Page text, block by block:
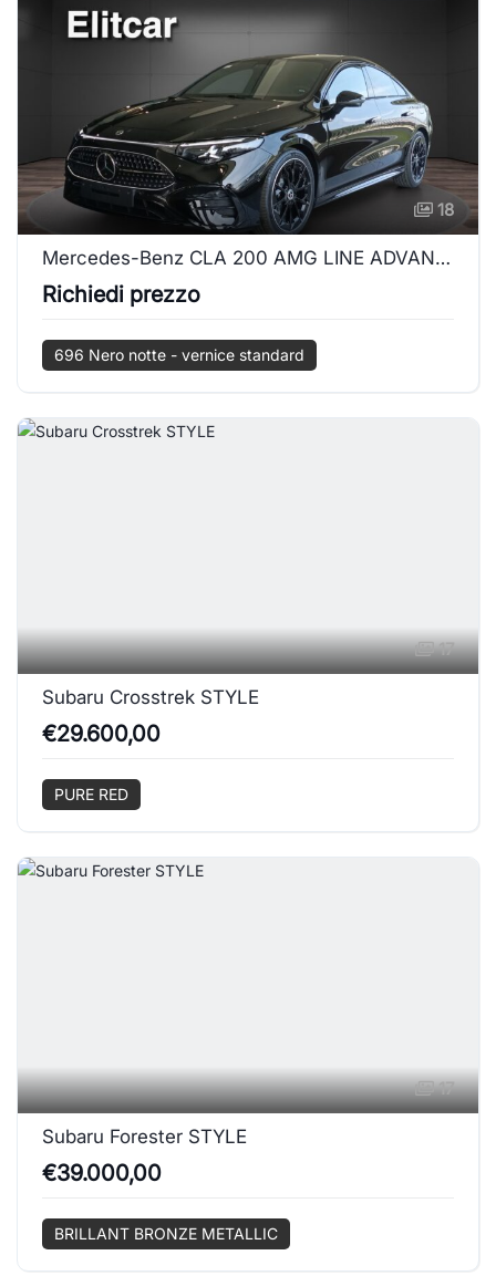
18
Mercedes-Benz CLA 200 AMG LINE ADVANCED PLUS
Richiedi prezzo
696 Nero notte - vernice standard
17
Subaru Crosstrek STYLE
€29.600,00
PURE RED
17
Subaru Forester STYLE
€39.000,00
BRILLANT BRONZE METALLIC